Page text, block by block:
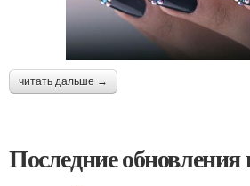
читать дальше →
Последние обновления